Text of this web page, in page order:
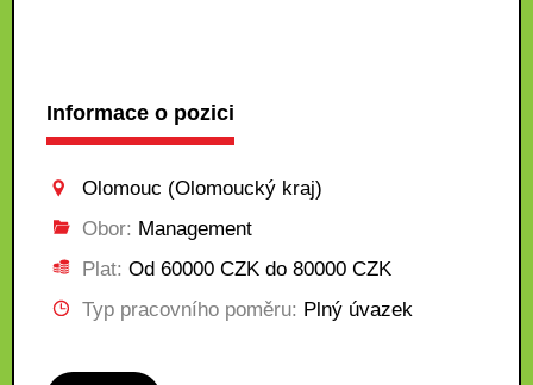
Informace o pozici
Olomouc (Olomoucký kraj)
Obor: Management
Plat: Od 60000 CZK do 80000 CZK
Typ pracovního poměru: Plný úvazek